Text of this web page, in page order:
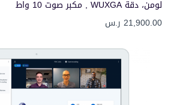
لومن، دقة WUXGA , مكبر صوت 10 واط
21,900.00 ر.س